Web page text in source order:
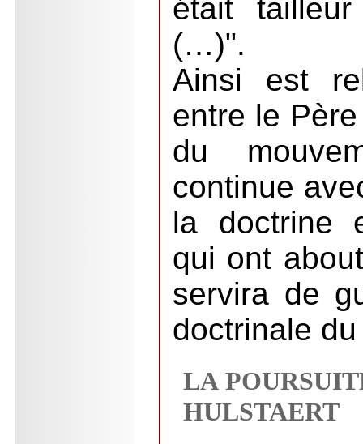
était
(…)".
Ainsi est
entre le
du
continue
la doctrine
qui ont
servira de
doctrinale
LA
HULSTAERT